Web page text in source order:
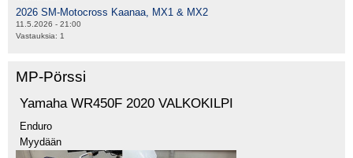
2026 SM-Motocross Kaanaa, MX1 & MX2
11.5.2026 - 21:00
Vastauksia: 1
MP-Pörssi
Yamaha WR450F 2020 VALKOKILPI
Enduro
Myydään